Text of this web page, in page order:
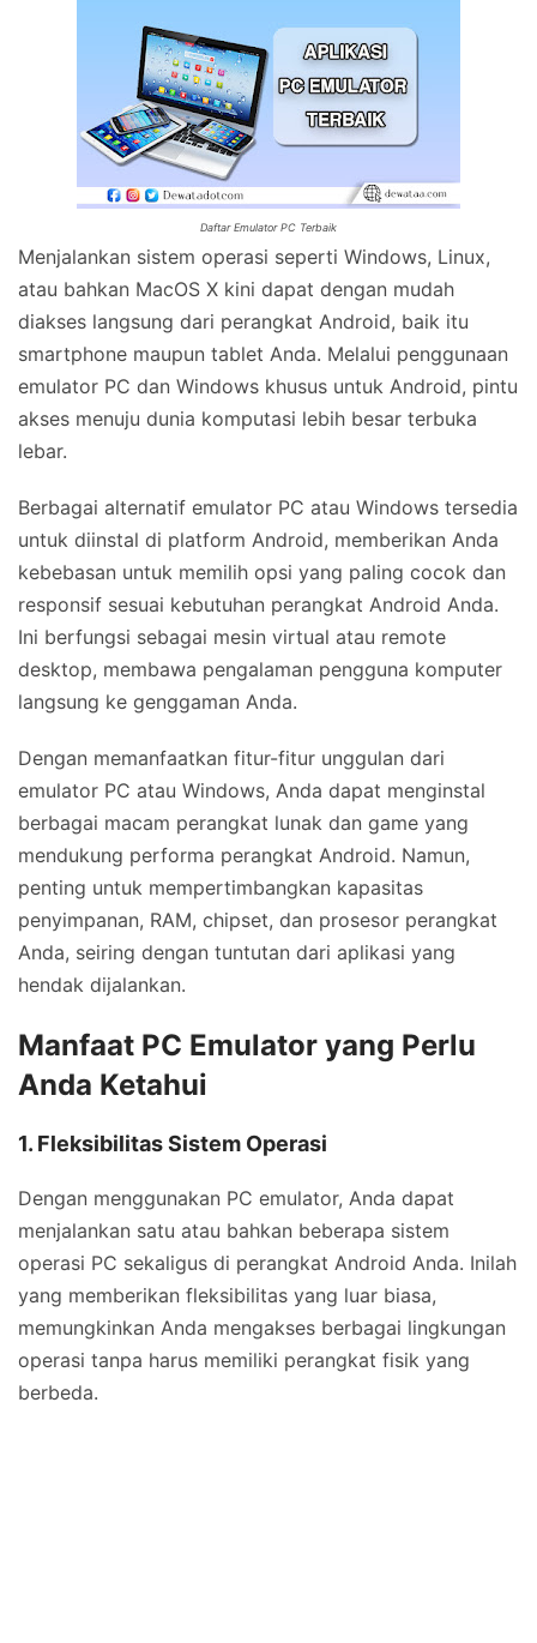
Daftar Emulator PC Terbaik
Menjalankan sistem operasi seperti Windows, Linux,
atau bahkan MacOS X kini dapat dengan mudah
diakses langsung dari perangkat Android, baik itu
smartphone maupun tablet Anda. Melalui penggunaan
emulator PC dan Windows khusus untuk Android, pintu
akses menuju dunia komputasi lebih besar terbuka
lebar.
Berbagai alternatif emulator PC atau Windows tersedia
untuk diinstal di platform Android, memberikan Anda
kebebasan untuk memilih opsi yang paling cocok dan
responsif sesuai kebutuhan perangkat Android Anda.
Ini berfungsi sebagai mesin virtual atau remote
desktop, membawa pengalaman pengguna komputer
langsung ke genggaman Anda.
Dengan memanfaatkan fitur-fitur unggulan dari
emulator PC atau Windows, Anda dapat menginstal
berbagai macam perangkat lunak dan game yang
mendukung performa perangkat Android. Namun,
penting untuk mempertimbangkan kapasitas
penyimpanan, RAM, chipset, dan prosesor perangkat
Anda, seiring dengan tuntutan dari aplikasi yang
hendak dijalankan.
Manfaat PC Emulator yang Perlu
Anda Ketahui
1. Fleksibilitas Sistem Operasi
Dengan menggunakan PC emulator, Anda dapat
menjalankan satu atau bahkan beberapa sistem
operasi PC sekaligus di perangkat Android Anda. Inilah
yang memberikan fleksibilitas yang luar biasa,
memungkinkan Anda mengakses berbagai lingkungan
operasi tanpa harus memiliki perangkat fisik yang
berbeda.